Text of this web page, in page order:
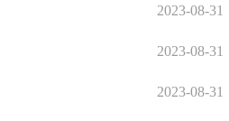
2023-08-31
2023-08-31
2023-08-31